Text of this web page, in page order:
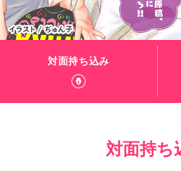
対面持ち込み
対面持ち